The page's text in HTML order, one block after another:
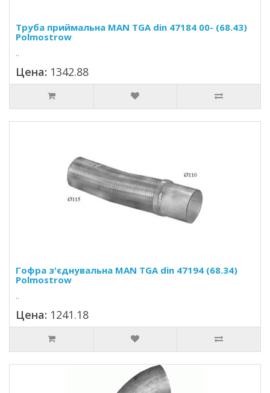
Труба приймальна MAN TGA din 47184 00- (68.43)
Polmostrow
..
Цена: 1342.88
Гофра з'єднувальна MAN TGA din 47194 (68.34)
Polmostrow
..
Цена: 1241.18